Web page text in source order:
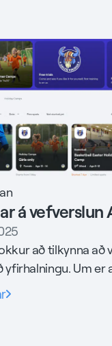
á vefverslun
að tilkynna að
yfirhalningu. Um er
sem sem einnig